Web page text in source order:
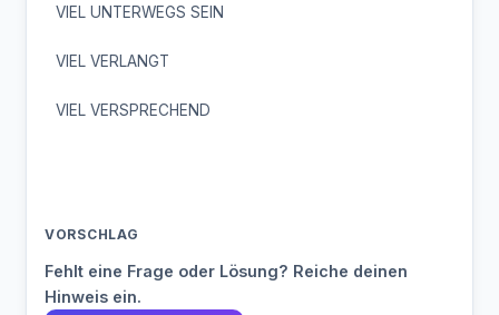
VIEL UNTERWEGS SEIN
VIEL VERLANGT
VIEL VERSPRECHEND
VORSCHLAG
Fehlt eine Frage oder Lösung? Reiche deinen
Hinweis ein.